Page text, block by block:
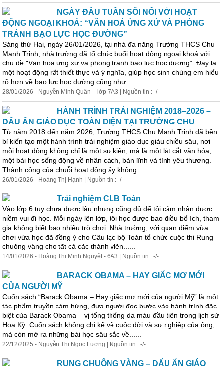
NGÀY ĐẦU TUẦN SÔI NỔI VỚI HOẠT
ĐỘNG NGOẠI KHOÁ: “VĂN HOÁ ỨNG XỬ VÀ PHÒNG
TRÁNH BẠO LỰC HỌC ĐƯỜNG”
Sáng thứ Hai, ngày 26/01/2026, tại nhà đa năng Trường THCS Chu
Mạnh Trinh, nhà trường đã tổ chức buổi hoạt động ngoại khoá với
chủ đề “Văn hoá ứng xử và phòng tránh bạo lực học đường”. Đây là
một hoạt động rất thiết thực và ý nghĩa, giúp học sinh chúng em hiểu
rõ hơn về bạo lực học đường cũng như......
28/01/2026 - Nguyễn Minh Quân – lớp 7A3 | Nguồn tin : -/-
HÀNH TRÌNH TRẢI NGHIỆM 2018–2026 –
DẤU ẤN GIÁO DỤC TOÀN DIỆN TẠI TRƯỜNG CHU
Từ năm 2018 đến năm 2026, Trường THCS Chu Mạnh Trinh đã bền
bỉ kiến tạo một hành trình trải nghiệm giáo dục giàu chiều sâu, nơi
mỗi hoạt động không chỉ là một sự kiện, mà là một lát cắt văn hóa,
một bài học sống động về nhân cách, bản lĩnh và tình yêu thương.
Thành công của chuỗi hoạt động ấy không......
26/01/2026 - Hoàng Thị Hạnh | Nguồn tin : -/-
Trải nghiệm CLB Toán
Vào lớp 6 tuy chưa được lâu nhưng cũng đủ để tôi cảm nhận được
niềm vui đi học. Mỗi ngày lên lớp, tôi học được bao điều bổ ích, tham
gia không biết bao nhiêu trò chơi. Nhà trường, với quan điểm vừa
chơi vừa học đã đồng ý cho Câu lạc bộ Toán tổ chức cuộc thi Rung
chuông vàng cho tất cả các thành viên......
14/01/2026 - Hoàng Thị Minh Nguyệt - 6A3 | Nguồn tin : -/-
BARACK OBAMA – HAY GIẤC MƠ MỚI
CỦA NGƯỜI MỸ
Cuốn sách “Barack Obama – Hay giấc mơ mới của người Mỹ” là một
tác phẩm truyền cảm hứng, đưa người đọc bước vào hành trình đặc
biệt của Barack Obama – vị tổng thống da màu đầu tiên trong lịch sử
Hoa Kỳ. Cuốn sách không chỉ kể về cuộc đời và sự nghiệp của ông,
mà còn mở ra những bài học sâu sắc về......
22/12/2025 - Nguyễn Thị Ngọc Lương | Nguồn tin : -/-
RUNG CHUÔNG VÀNG – DẤU ẤN GIÁO